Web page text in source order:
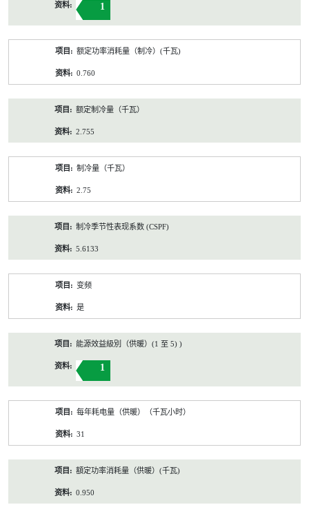
1
额定功率消耗量（制冷）(千瓦)
0.760
额定制冷量（千瓦）
2.755
制冷量（千瓦）
2.75
制冷季节性表现系数 (CSPF)
5.6133
变频
是
能源效益級別（供暖）(1 至 5) )
1
每年耗电量（供暖）（千瓦小时）
31
額定功率消耗量（供暖）(千瓦)
0.950